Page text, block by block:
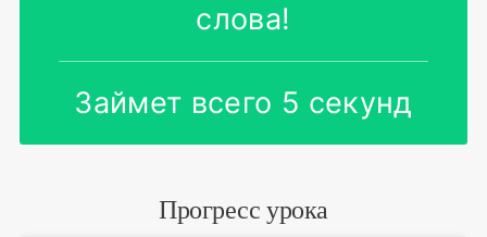
слова!
Займет всего 5 секунд
Прогресс урока